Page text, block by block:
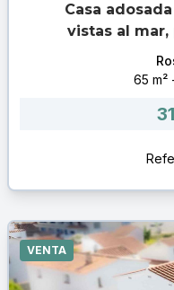
Casa
vistas al
estudio
65 m²
VENTA